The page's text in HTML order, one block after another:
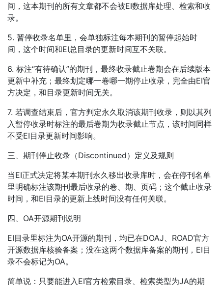
间，这本期刊的所有文章都不会被EI数据库处理、检索和收
录。
5. 暂停收录名单里，会单独标注每本期刊的暂停起始时
间，这个时间和EI总目录的更新时间互不关联。
6. 标注“有待确认”的期刊，最终收录截止卷期会在后续版本
更新中补充；最终划定哪一卷哪一期停止收录，完全由EI官
方决定，和目录更新时间无关。
7. 若调查结束后，官方判定永久取消该期刊收录，则以其列
入暂停收录时标注的最后卷期为收录截止节点，该时间同样
不受EI目录更新时间影响。
三、期刊停止收录（Discontinued）定义及规则
当EI正式决定将某本期刊永久移出收录库时，会在停刊名单
里明确标注该期刊最后收录的卷、期、页码；这个截止收录
时间，和EI目录的更新上线时间没有任何关联。
四、OA开源期刊说明
EI目录里标注为OA开源的期刊，均已在DOAJ、ROAD官方
开源数据库核验备案；没在这两个数据库备案的期刊，EI目
录不会标记为OA。
简单说：只要能进入EI官方检索目录、检索类型为JA的期